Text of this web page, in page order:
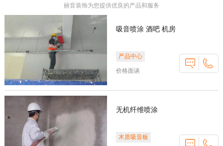
丽音装饰为您提供优良的产品和服务
吸音喷涂 酒吧 机房
产品中心
价格面谈
无机纤维喷涂
木质吸音板